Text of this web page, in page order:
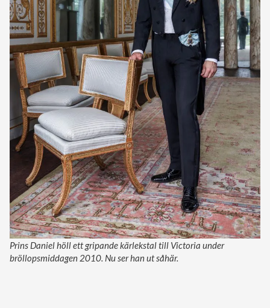
Prins Daniel höll ett gripande kärlekstal till Victoria under
bröllopsmiddagen 2010. Nu ser han ut såhär.